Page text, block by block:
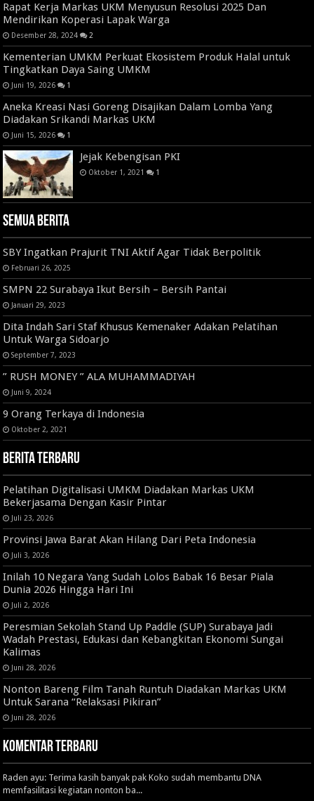
Rapat Kerja Markas UKM Menyusun Resolusi 2025 Dan
Mendirikan Koperasi Lapak Warga
Desember 28, 2024 2
Kementerian UMKM Perkuat Ekosistem Produk Halal untuk
Tingkatkan Daya Saing UMKM
Juni 19, 2026 1
Aneka Kreasi Nasi Goreng Disajikan Dalam Lomba Yang
Diadakan Srikandi Markas UKM
Juni 15, 2026 1
Jejak Kebengisan PKI
Oktober 1, 2021 1
Semua Berita
SBY Ingatkan Prajurit TNI Aktif Agar Tidak Berpolitik
Februari 26, 2025
SMPN 22 Surabaya Ikut Bersih – Bersih Pantai
Januari 29, 2023
Dita Indah Sari Staf Khusus Kemenaker Adakan Pelatihan
Untuk Warga Sidoarjo
September 7, 2023
” RUSH MONEY ” ALA MUHAMMADIYAH
Juni 9, 2024
9 Orang Terkaya di Indonesia
Oktober 2, 2021
Berita Terbaru
Pelatihan Digitalisasi UMKM Diadakan Markas UKM
Bekerjasama Dengan Kasir Pintar
Juli 23, 2026
Provinsi Jawa Barat Akan Hilang Dari Peta Indonesia
Juli 3, 2026
Inilah 10 Negara Yang Sudah Lolos Babak 16 Besar Piala
Dunia 2026 Hingga Hari Ini
Juli 2, 2026
Peresmian Sekolah Stand Up Paddle (SUP) Surabaya Jadi
Wadah Prestasi, Edukasi dan Kebangkitan Ekonomi Sungai
Kalimas
Juni 28, 2026
Nonton Bareng Film Tanah Runtuh Diadakan Markas UKM
Untuk Sarana “Relaksasi Pikiran”
Juni 28, 2026
Komentar Terbaru
Raden ayu: Terima kasih banyak pak Koko sudah membantu DNA
memfasilitasi kegiatan nonton ba...